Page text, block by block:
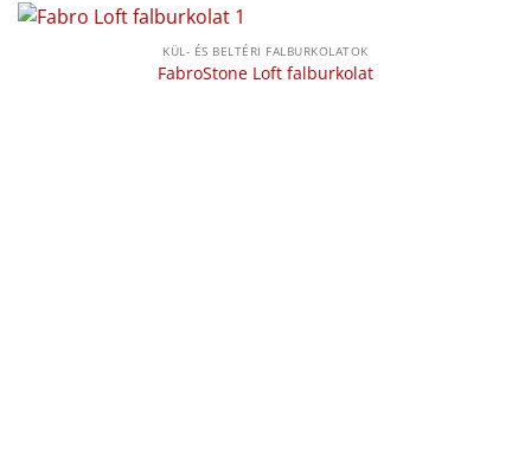
KÜL- ÉS BELTÉRI FALBURKOLATOK
FabroStone Loft falburkolat